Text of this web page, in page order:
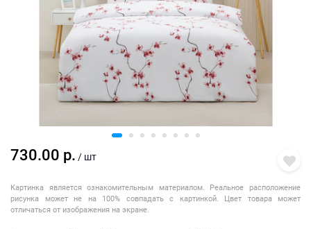
730.00 р. / шт
Картинка является ознакомительным материалом. Реальное расположение
рисунка может не на 100% совпадать с картинкой. Цвет товара может
отличаться от изображения на экране.